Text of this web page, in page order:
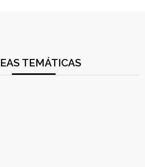
TEMÁTICAS